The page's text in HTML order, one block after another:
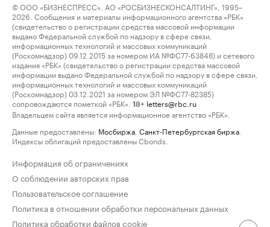
© ООО «БИЗНЕСПРЕСС», АО «РОСБИЗНЕСКОНСАЛТИНГ», 1995–
2026. Сообщения и материалы информационного агентства «РБК»
(свидетельство о регистрации средства массовой информации
выдано Федеральной службой по надзору в сфере связи,
информационных технологий и массовых коммуникаций
(Роскомнадзор) 09.12.2015 за номером ИА №ФС77-63848) и сетевого
издания «РБК» (свидетельство о регистрации средства массовой
информации выдано Федеральной службой по надзору в сфере связи,
информационных технологий и массовых коммуникаций
(Роскомнадзор) 03.12.2021 за номером ЭЛ №ФС77-82385)
сопровождаются пометкой «РБК».
18+ letters@rbc.ru
Владельцем сайта является информационное агентство «РБК».
Данные предоставлены: Мосбиржа Санкт-Петербургская биржа
Индексы облигаций предоставлены Cbonds.
Информация об ограничениях
О соблюдении авторских прав
Пользовательское соглашение
Политика в отношении обработки персональных данных
Политика обработки файлов cookie